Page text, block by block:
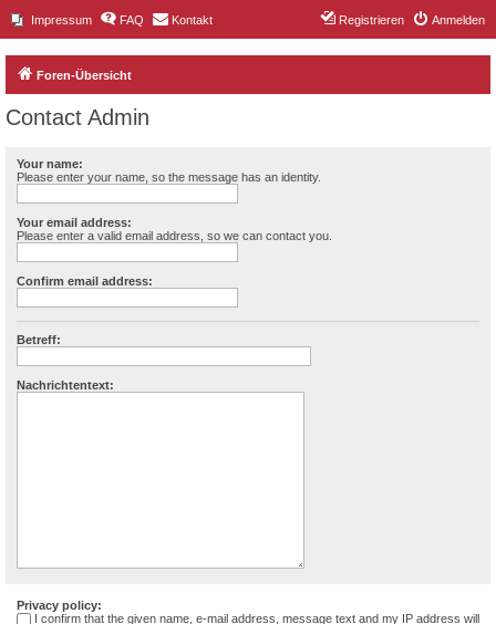
Impressum FAQ Kontakt Anmelden
Registrieren
Foren-Übersicht
Contact Admin
Your name:
Please enter your name, so the message has an identity.
Your email address:
Please enter a valid email address, so we can contact you.
Confirm email address:
Betreff:
Nachrichtentext:
Privacy policy:
I confirm that the given name, e-mail address, message text and my IP address will